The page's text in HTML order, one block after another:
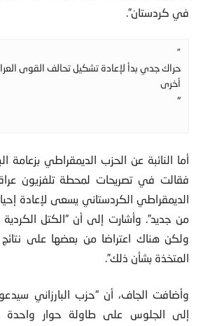
في كردستان”.
”
حراك جدي بدأ لإعادة تشكيل تحالف القوى
أخرى
“
أما النائبة عن الحزب الديمقراطي بزعامة
فقالت في تصريحات لمحطة تلفزيون
الديمقراطي الكردستاني يسعى لإعادة
من جديد”. وأشارت إلى أن “الكتل
ولكن هناك اعتراضا من بعضها على نتائج
المتخذة بشأن ذلك”.
وأضافت الجاف، أن “حزب البارزاني
إلى الجلوس على طاولة حوار واحدة